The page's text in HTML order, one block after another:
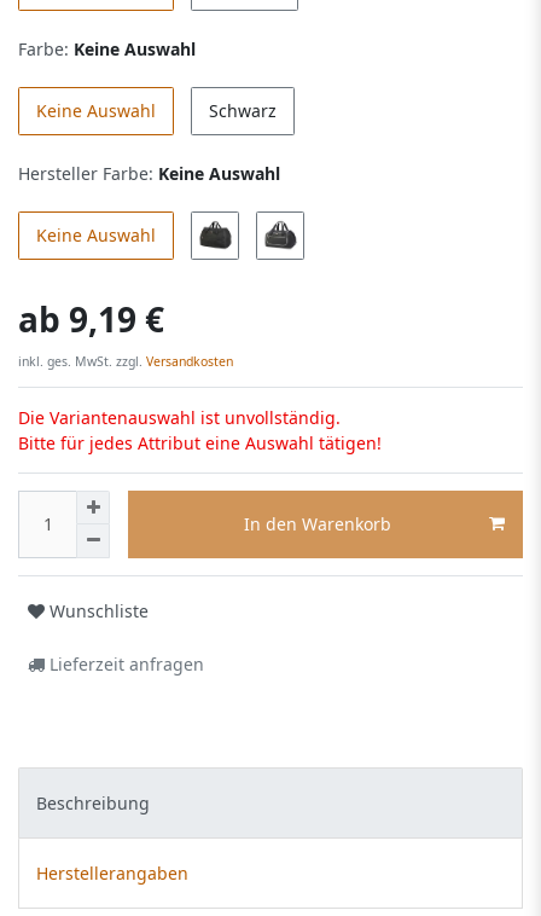
Farbe: Keine Auswahl
Keine Auswahl Schwarz
Hersteller Farbe: Keine Auswahl
Keine Auswahl
ab 9,19 €
inkl. ges. MwSt. zzgl. Versandkosten
Die Variantenauswahl ist unvollständig.
Bitte für jedes Attribut eine Auswahl tätigen!
In den Warenkorb
Wunschliste
Lieferzeit anfragen
Beschreibung
Herstellerangaben